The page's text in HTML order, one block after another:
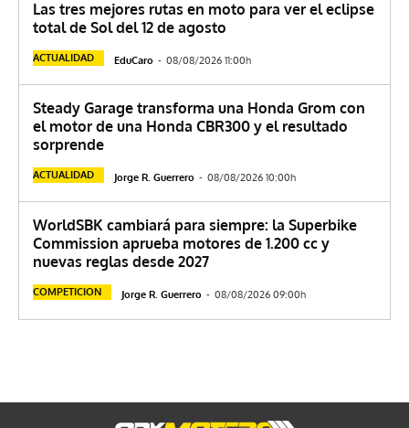
Las tres mejores rutas en moto para ver el eclipse
total de Sol del 12 de agosto
ACTUALIDAD EduCaro - 08/08/2026 11:00h
Steady Garage transforma una Honda Grom con
el motor de una Honda CBR300 y el resultado
sorprende
ACTUALIDAD Jorge R. Guerrero - 08/08/2026 10:00h
WorldSBK cambiará para siempre: la Superbike
Commission aprueba motores de 1.200 cc y
nuevas reglas desde 2027
COMPETICION Jorge R. Guerrero - 08/08/2026 09:00h